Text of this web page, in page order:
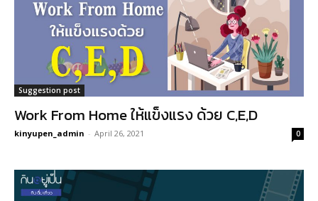
Suggestion post
Work From Home ให้แข็งแรง ด้วย C,E,D
kinyupen_admin - April 26, 2021 0